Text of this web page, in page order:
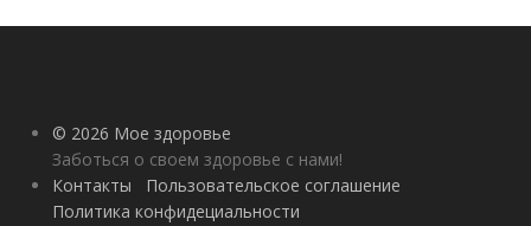
© 2026 Мое здоровье
Заботься о своем здоровье с нами!
Контакты
Пользовательское соглашение
Политика конфидециальности